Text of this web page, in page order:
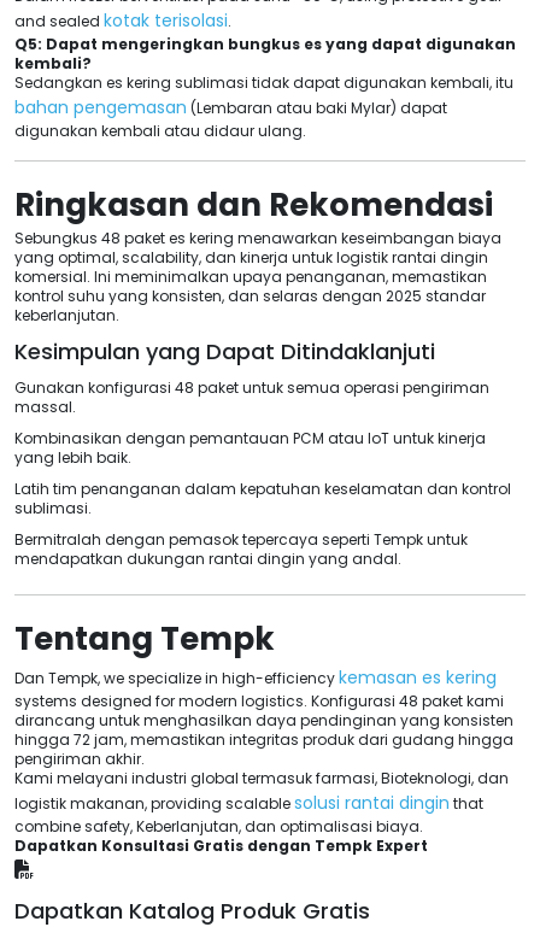
and sealed kotak terisolasi.
Q5: Dapat mengeringkan bungkus es yang dapat digunakan
kembali?
Sedangkan es kering sublimasi tidak dapat digunakan kembali, itu
bahan pengemasan (Lembaran atau baki Mylar) dapat
digunakan kembali atau didaur ulang.
Ringkasan dan Rekomendasi
Sebungkus 48 paket es kering menawarkan keseimbangan biaya
yang optimal,scalability, dan kinerja untuk logistik rantai dingin
komersial. Ini meminimalkan upaya penanganan, memastikan
kontrol suhu yang konsisten, dan selaras dengan 2025 standar
keberlanjutan.
Kesimpulan yang Dapat Ditindaklanjuti
Gunakan konfigurasi 48 paket untuk semua operasi pengiriman
massal.
Kombinasikan dengan pemantauan PCM atau IoT untuk kinerja
yang lebih baik.
Latih tim penanganan dalam kepatuhan keselamatan dan kontrol
sublimasi.
Bermitralah dengan pemasok tepercaya seperti Tempk untuk
mendapatkan dukungan rantai dingin yang andal.
Tentang Tempk
Dan Tempk,we specialize in high-efficiencykemasan es kering
systems designed for modern logistics. Konfigurasi 48 paket kami
dirancang untuk menghasilkan daya pendinginan yang konsisten
hingga 72 jam, memastikan integritas produk dari gudang hingga
pengiriman akhir.
Kami melayani industri global termasuk farmasi, Bioteknologi, dan
logistik makanan,providing scalablesolusi rantai dingin that
combine safety, Keberlanjutan, dan optimalisasi biaya.
Dapatkan Konsultasi Gratis dengan Tempk Expert
Dapatkan Katalog Produk Gratis